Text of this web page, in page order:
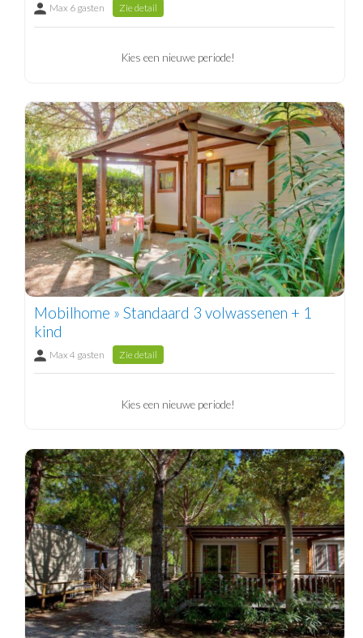
Max 6 gasten Zie detail
Kies een nieuwe periode!
Mobilhome » Standaard 3 volwassenen + 1
kind
Max 4 gasten Zie detail
Kies een nieuwe periode!